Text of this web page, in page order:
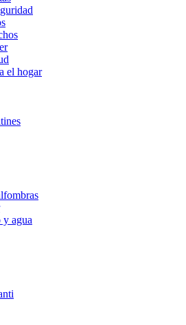
el hogar
y agua